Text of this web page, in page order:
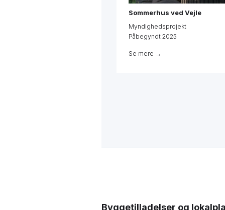
Sommerhus ved Vejle
Myndighedsprojekt
Påbegyndt 2025
Se mere →
Byggetilladelser og